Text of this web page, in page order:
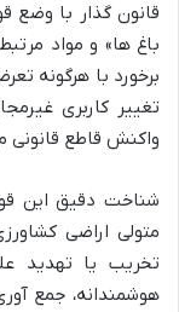
قانون گذار با وضع
باغ ها» و مواد
برخورد با هرگونه
تغییر کاربری
واکنش قاطع قانونی
شناخت دقیق این
متولی اراضی
تخریب یا تهدید
هوشمندانه، جمع